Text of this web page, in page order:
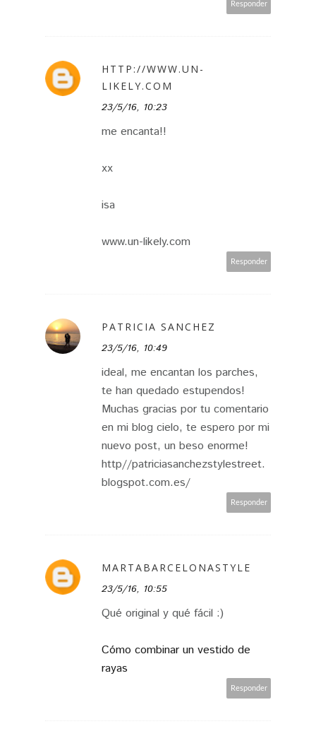
Responder
HTTP://WWW.UN-
LIKELY.COM
23/5/16, 10:23
me encanta!!
xx
isa
www.un-likely.com
Responder
PATRICIA SANCHEZ
23/5/16, 10:49
ideal, me encantan los parches,
te han quedado estupendos!
Muchas gracias por tu comentario
en mi blog cielo, te espero por mi
nuevo post, un beso enorme!
http//patriciasanchezstylestreet.
blogspot.com.es/
Responder
MARTABARCELONASTYLE
23/5/16, 10:55
Qué original y qué fácil :)
Cómo combinar un vestido de
rayas
Responder